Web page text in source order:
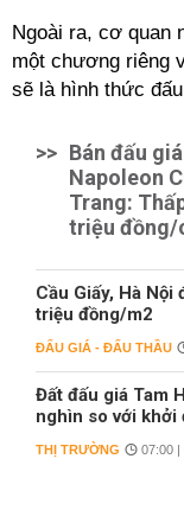
Ngoài ra, cơ quan
một chương riêng
sẽ là hình thức
>> Bán đấu
Napoleon
Trang:
triệu đồng/
Cầu Giấy, Hà
triệu đồng/m2
ĐẤU GIÁ - ĐẤU THẦU
Đất đấu giá Tam
nghìn so với khởi
THỊ TRƯỜNG 07:00 |